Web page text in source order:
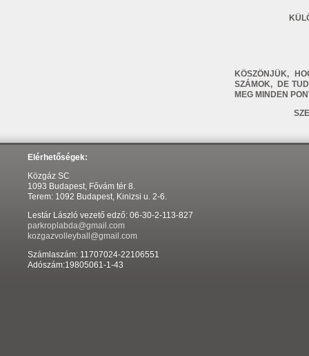
KÖSZÖNJÜK,
SZÁMOK, DE
MEG MINDEN
Elérhetőségek:
Közgáz SC
1093 Budapest, Fővám tér 8.
Terem: 1092 Budapest, Kinizsi u. 2-6.
Lestár László vezető edző: 06-30-2-113-827
parkroplabda@gmail.com
kozgazvolleyball@gmail.com
Számlaszám: 11707024-22106551
Adószám:19805061-1-43